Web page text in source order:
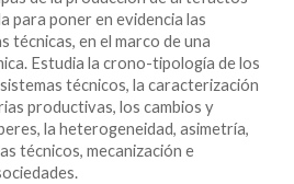
para poner en evidencia las
técnicas, en el marco de una
Estudia la crono-tipología de los
técnicos, la caracterización
productivas, los cambios y
la heterogeneidad, asimetría,
técnicos, mecanización e